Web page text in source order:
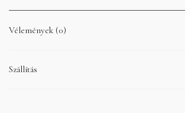
Vélemények (0)
Szállítás